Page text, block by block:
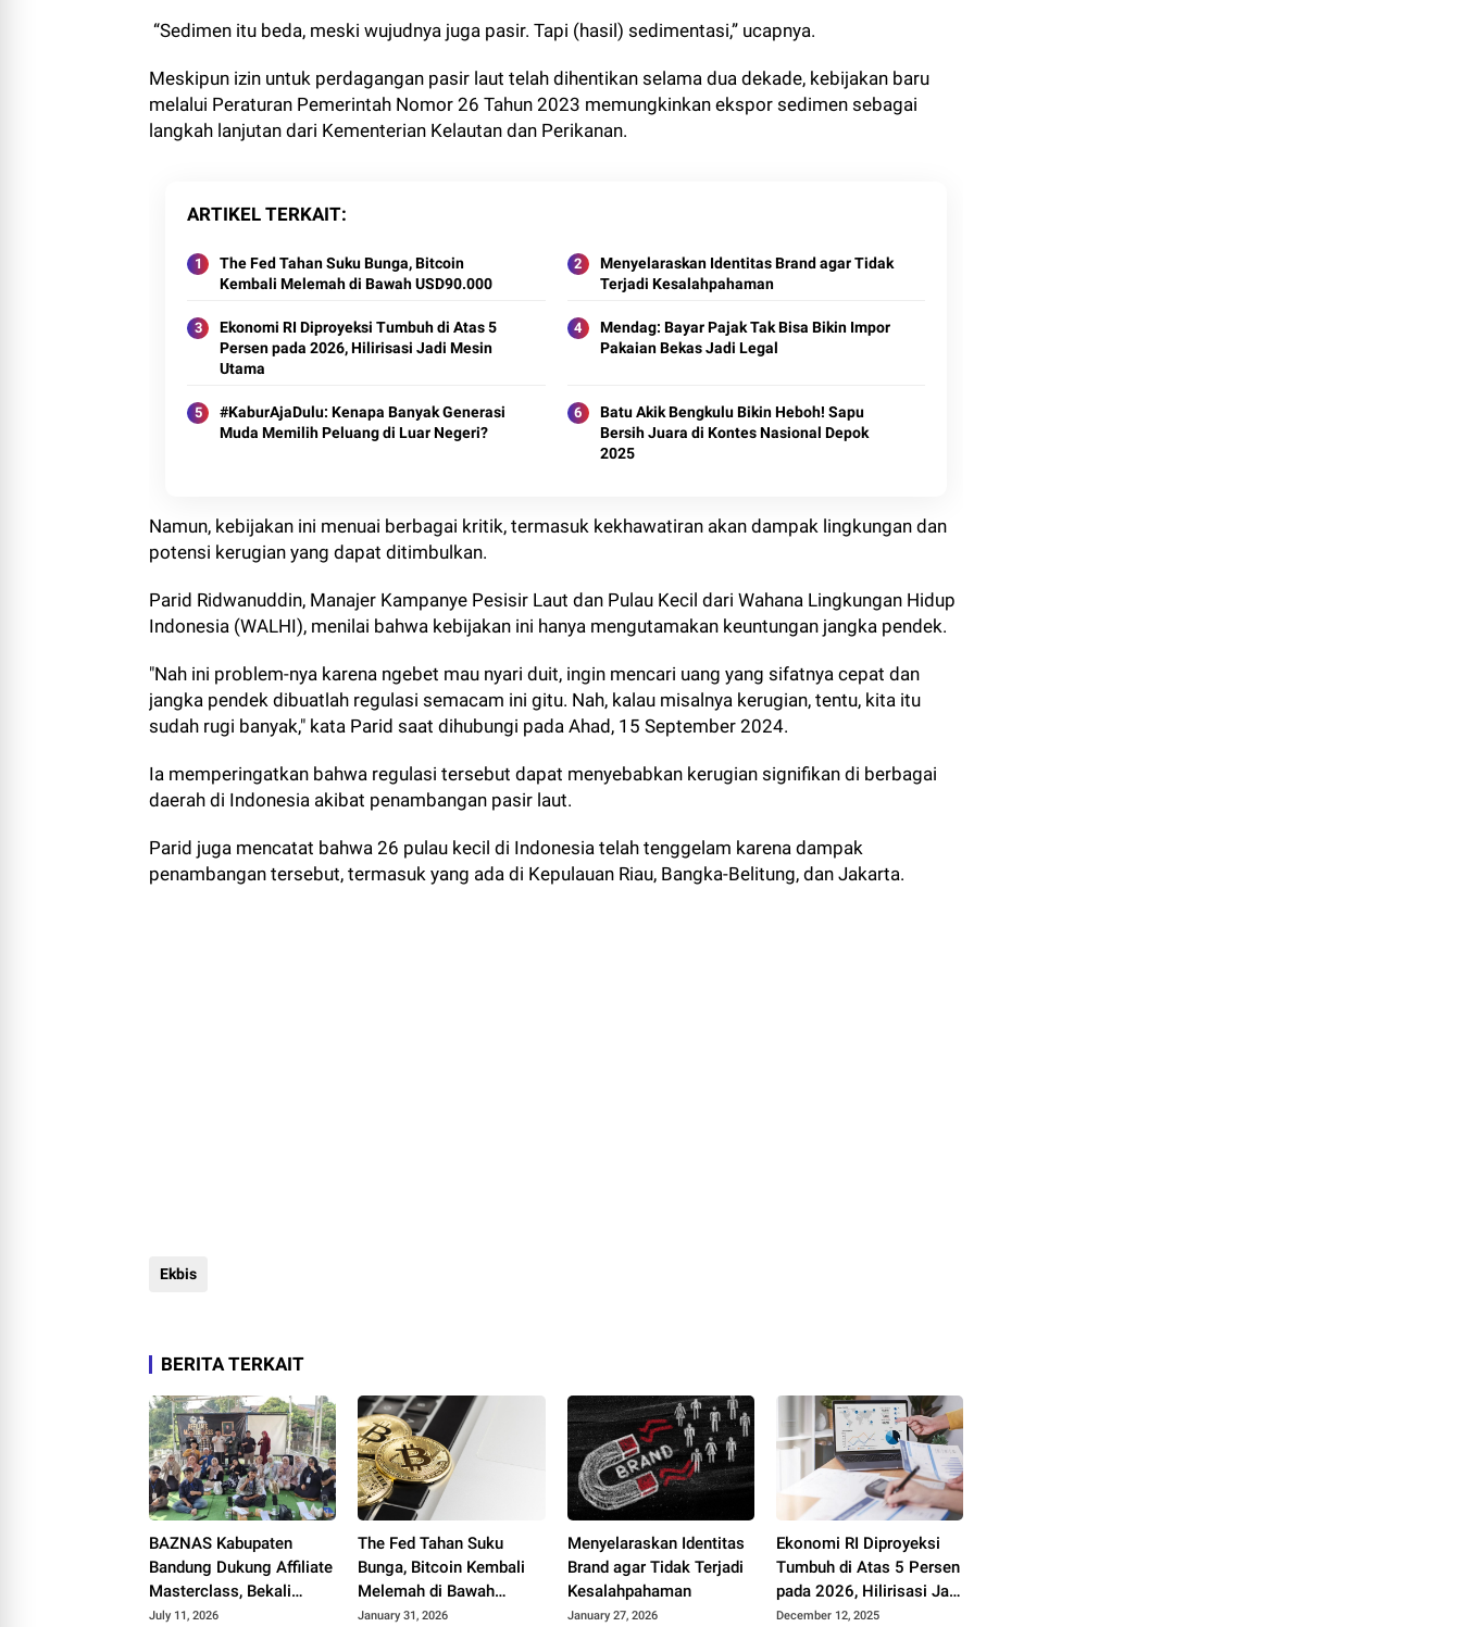
“Sedimen itu beda, meski wujudnya juga pasir. Tapi (hasil) sedimentasi,” ucapnya.
Meskipun izin untuk perdagangan pasir laut telah dihentikan selama dua dekade, kebijakan baru
melalui Peraturan Pemerintah Nomor 26 Tahun 2023 memungkinkan ekspor sedimen sebagai
langkah lanjutan dari Kementerian Kelautan dan Perikanan.
ARTIKEL TERKAIT
The Fed Tahan Suku Bunga, Bitcoin
Kembali Melemah di Bawah USD90.000
Menyelaraskan Identitas Brand agar Tidak
Terjadi Kesalahpahaman
Ekonomi RI Diproyeksi Tumbuh di Atas 5
Persen pada 2026, Hilirisasi Jadi Mesin
Utama
Mendag: Bayar Pajak Tak Bisa Bikin Impor
Pakaian Bekas Jadi Legal
#KaburAjaDulu: Kenapa Banyak Generasi
Muda Memilih Peluang di Luar Negeri?
Batu Akik Bengkulu Bikin Heboh! Sapu
Bersih Juara di Kontes Nasional Depok
2025
Namun, kebijakan ini menuai berbagai kritik, termasuk kekhawatiran akan dampak lingkungan dan
potensi kerugian yang dapat ditimbulkan.
Parid Ridwanuddin, Manajer Kampanye Pesisir Laut dan Pulau Kecil dari Wahana Lingkungan Hidup
Indonesia (WALHI), menilai bahwa kebijakan ini hanya mengutamakan keuntungan jangka pendek.
"Nah ini problem-nya karena ngebet mau nyari duit, ingin mencari uang yang sifatnya cepat dan
jangka pendek dibuatlah regulasi semacam ini gitu. Nah, kalau misalnya kerugian, tentu, kita itu
sudah rugi banyak," kata Parid saat dihubungi pada Ahad, 15 September 2024.
Ia memperingatkan bahwa regulasi tersebut dapat menyebabkan kerugian signifikan di berbagai
daerah di Indonesia akibat penambangan pasir laut.
Parid juga mencatat bahwa 26 pulau kecil di Indonesia telah tenggelam karena dampak
penambangan tersebut, termasuk yang ada di Kepulauan Riau, Bangka-Belitung, dan Jakarta.
Ekbis
BERITA TERKAIT
BAZNAS Kabupaten
Bandung Dukung Affiliate
Masterclass, Bekali
Masyarakat Raih
July 11, 2026
The Fed Tahan Suku
Bunga, Bitcoin Kembali
Melemah di Bawah
USD90.000
January 31, 2026
Menyelaraskan Identitas
Brand agar Tidak Terjadi
Kesalahpahaman
January 27, 2026
Ekonomi RI Diproyeksi
Tumbuh di Atas 5 Persen
pada 2026, Hilirisasi Jadi
Mesin Utama
December 12, 2025